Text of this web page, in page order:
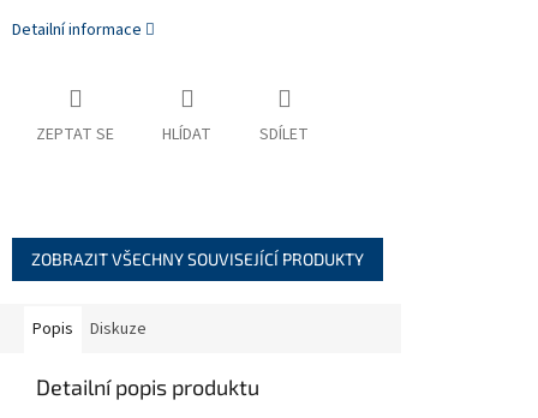
Detailní informace
ZEPTAT SE HLÍDAT SDÍLET
ZOBRAZIT VŠECHNY SOUVISEJÍCÍ PRODUKTY
Popis Diskuze
Detailní popis produktu